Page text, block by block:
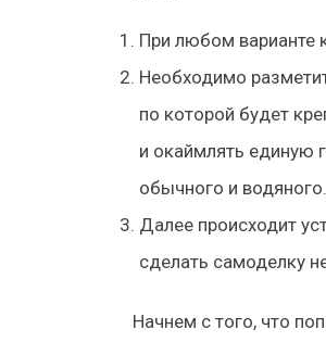
При любом варианте
Необходимо
по которой будет
и окаймлять единую
обычного и водяного.
Далее происходит
сделать самоделку
Начнем с того, что